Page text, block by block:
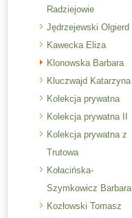
Radziejowie
Jędrzejewski Olgierd
Kawecka Eliza
Klonowska Barbara
Kluczwajd Katarzyna
Kolekcja prywatna
Kolekcja prywatna II
Kolekcja prywatna z
Trutowa
Kołacińska-
Szymkowicz Barbara
Kozłowski Tomasz